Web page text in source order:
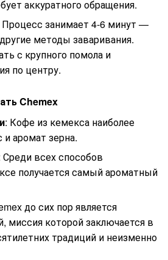
аккуратного обращения.
Процесс занимает 4-6 минут —
методы заваривания.
с крупного помола и
по центру.
Chemex
: Кофе из кемекса наиболее
и аромат зерна.
Среди всех способов
получается самый ароматный
до сих пор является
миссия которой заключается в
традиций и неизменно